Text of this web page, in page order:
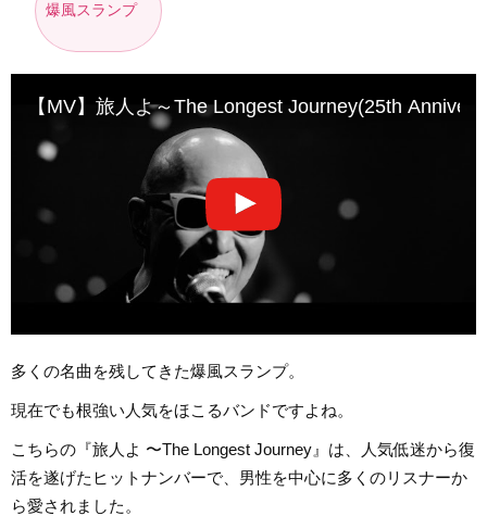
爆風スランプ
【MV】旅人よ～The Longest Journey(25th
多くの名曲を残してきた爆風スランプ。
現在でも根強い人気をほこるバンドですよね。
こちらの『旅人よ 〜The Longest Journey』は、人気低迷から復
活を遂げたヒットナンバーで、男性を中心に多くのリスナーか
ら愛されました。